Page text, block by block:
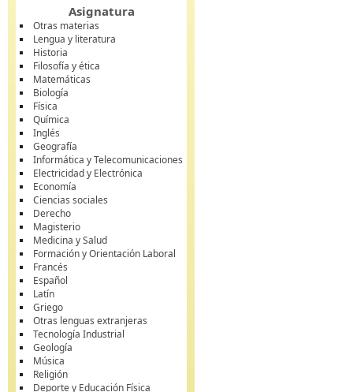
Asignatura
Otras materias
Lengua y literatura
Historia
Filosofía y ética
Matemáticas
Biología
Física
Química
Inglés
Geografía
Informática y Telecomunicaciones
Electricidad y Electrónica
Economía
Ciencias sociales
Derecho
Magisterio
Medicina y Salud
Formación y Orientación Laboral
Francés
Español
Latín
Griego
Otras lenguas extranjeras
Tecnología Industrial
Geología
Música
Religión
Deporte y Educación Física